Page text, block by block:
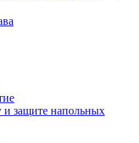
и защите напольных